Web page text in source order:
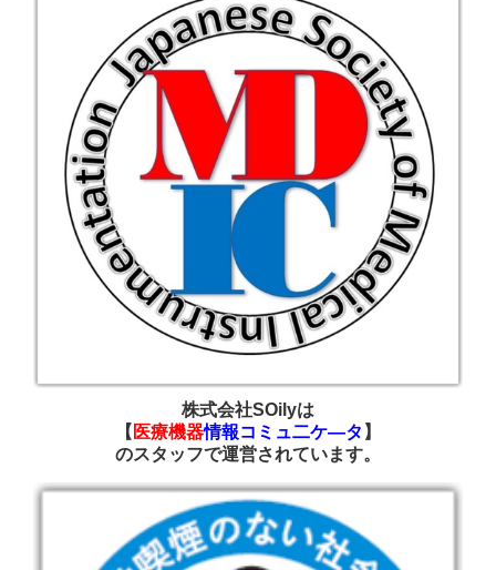
株式会社SOilyは
【 医療機器情報コミュ二ケ―タ 】
のスタッフで運営されています。